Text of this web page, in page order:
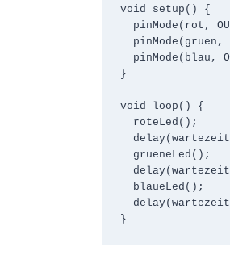
void setup() {
}
void loop() {
}